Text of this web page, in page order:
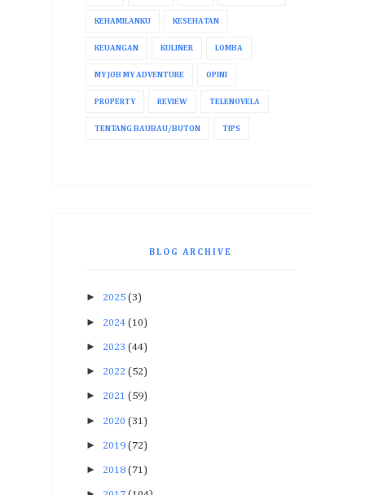
KEHAMILANKU KESEHATAN
KEUANGAN KULINER LOMBA
MY JOB MY ADVENTURE OPINI
PROPERTY REVIEW TELENOVELA
TENTANG BAUBAU/BUTON TIPS
BLOG ARCHIVE
► 2025 (3)
► 2024 (10)
► 2023 (44)
► 2022 (52)
► 2021 (59)
► 2020 (31)
► 2019 (72)
► 2018 (71)